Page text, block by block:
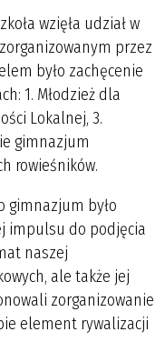
wzięła udział w
przez
było zachęcenie
1. Młodzież dla
Lokalnej, 3.
gimnazjum
rowieśników.
gimnazjum było
impulsu do podjęcia
naszej
ale także jej
zorganizowanie
element rywalizacji